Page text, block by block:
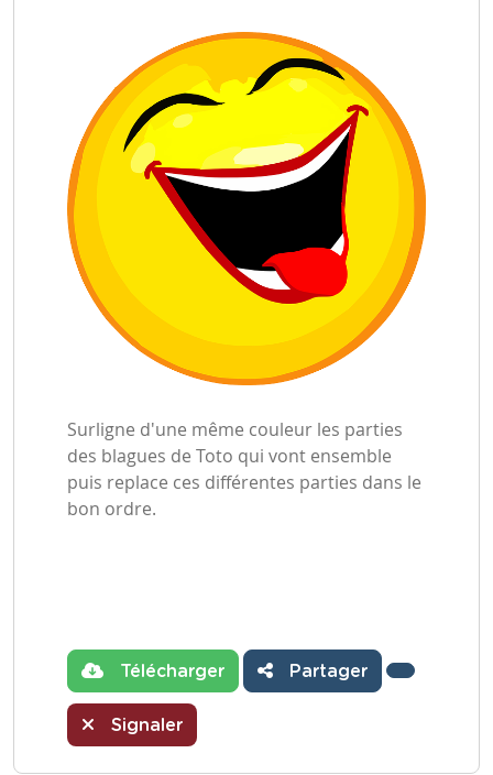
Surligne d'une même couleur les parties
des blagues de Toto qui vont ensemble
puis replace ces différentes parties dans le
bon ordre.
Télécharger Partager
Signaler